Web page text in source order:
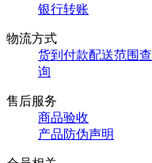
银行转账
物流方式
货到付款配送范围查
询
售后服务
商品验收
产品防伪声明